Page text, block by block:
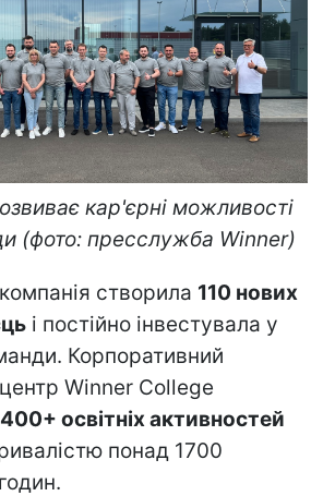
кар'єрні можливості
(фото: пресслужба Winner)
створила 110 нових
і постійно інвестувала у
Корпоративний
Winner College
400+ освітніх активностей
понад 1700